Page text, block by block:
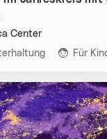
Center
Für